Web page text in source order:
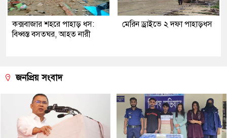
কক্সবাজার শহরে পাহাড় ধস:
বিধ্বস্ত বসতঘর, আহত নারী
মেরিন ড্রাইভে ২ দফা পাহাড়ধস
জনপ্রিয় সংবাদ